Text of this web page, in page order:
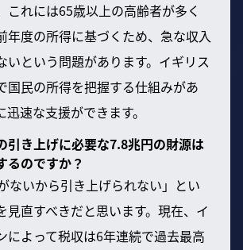
これには65歳以上の高齢者が多く
年度の所得に基づくため、急な収入
いという問題があります。イギリス
国民の所得を把握する仕組みがあ
迅速な支援ができます。
引き上げに必要な7.8兆円の財源は
るのですか？
ないから引き上げられない」とい
見直すべきだと思います。現在、イ
によって税収は6年連続で過去最高